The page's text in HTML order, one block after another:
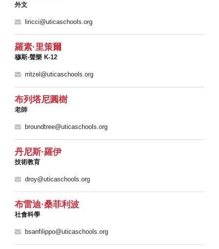
外文
liricci@uticaschools.org
羅素·里策爾
穆斯-聲樂 K-12
rritzel@uticaschools.org
布列塔尼圓樹
老師
broundtree@uticaschools.org
丹尼斯·羅伊
技術教育
droy@uticaschools.org
布雷迪·桑菲利波
社會科學
bsanfilippo@uticaschools.org